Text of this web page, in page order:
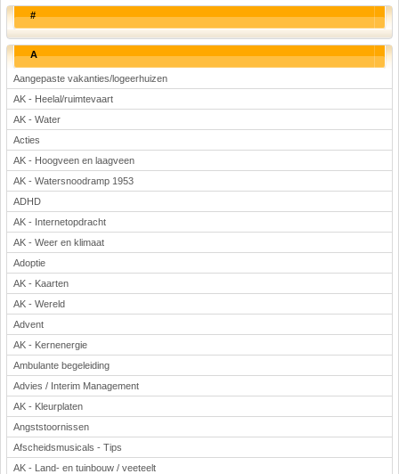
#
A
Aangepaste vakanties/logeerhuizen
AK - Heelal/ruimtevaart
AK - Water
Acties
AK - Hoogveen en laagveen
AK - Watersnoodramp 1953
ADHD
AK - Internetopdracht
AK - Weer en klimaat
Adoptie
AK - Kaarten
AK - Wereld
Advent
AK - Kernenergie
Ambulante begeleiding
Advies / Interim Management
AK - Kleurplaten
Angststoornissen
Afscheidsmusicals - Tips
AK - Land- en tuinbouw / veeteelt